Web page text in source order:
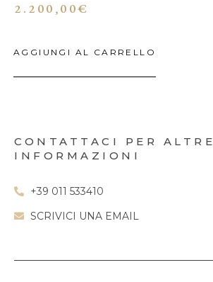
2.200,00€
AGGIUNGI AL CARRELLO
CONTATTACI PER ALTRE
INFORMAZIONI
+39 011 533410
SCRIVICI UNA EMAIL